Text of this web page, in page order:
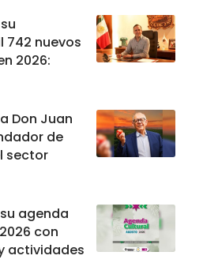
742 nuevos
2026:
Don Juan
de
sector
agenda
con
actividades